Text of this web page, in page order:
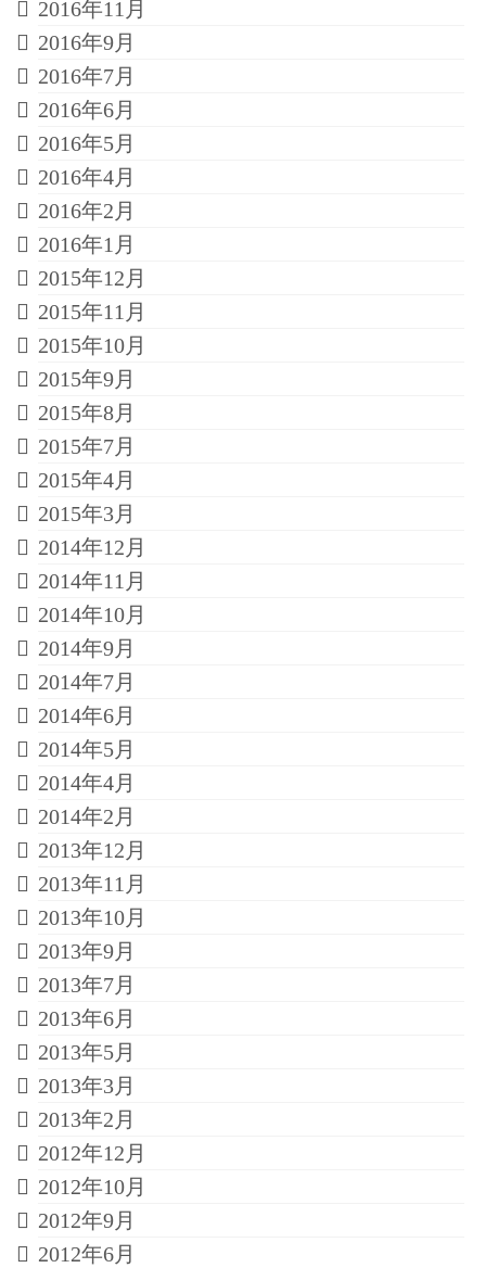
2016年11月
2016年9月
2016年7月
2016年6月
2016年5月
2016年4月
2016年2月
2016年1月
2015年12月
2015年11月
2015年10月
2015年9月
2015年8月
2015年7月
2015年4月
2015年3月
2014年12月
2014年11月
2014年10月
2014年9月
2014年7月
2014年6月
2014年5月
2014年4月
2014年2月
2013年12月
2013年11月
2013年10月
2013年9月
2013年7月
2013年6月
2013年5月
2013年3月
2013年2月
2012年12月
2012年10月
2012年9月
2012年6月